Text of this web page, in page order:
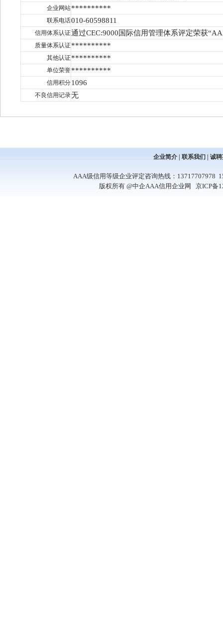
企业网站**********
联系电话010-60598811
信用体系认证通过CEC:9000国际信用管理体系评定荣获
质量体系认证**********
其他认证**********
单位荣誉**********
信用积分1096
不良信用记录无
企业简介| 联系我们 诚
AAA级信用等级企业评定咨询热线：13717707978
版权所有 @中企AAA信用企业网 京ICP备